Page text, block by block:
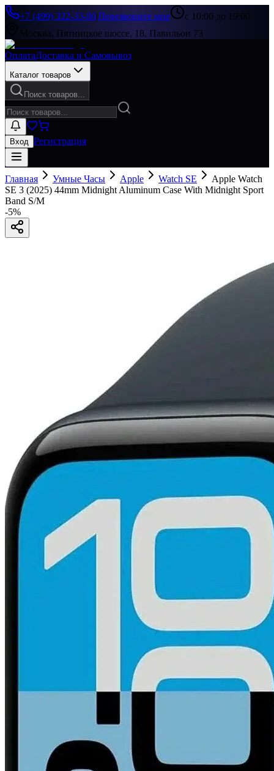
+7 (499) 322-33-86|Перезвоните мне
с 10:00 до 19:00
Москва, Пятницкое шоссе, 18, Павильон 73
ОплатаДоставка и Самовывоз
Каталог товаров
Поиск товаров...
Вход Регистрация
Главная Умные Часы Apple Watch SE
Apple Watch
SE 3 (2025) 44mm Midnight Aluminum Case With Midnight Sport
Band S/M
-5%